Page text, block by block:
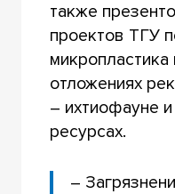
также
проектов ТГУ
отложениях
– ихтиофауне
ресурсах.
–